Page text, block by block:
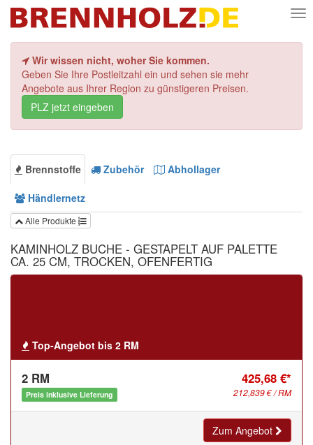
Wir wissen nicht, woher Sie kommen.
Geben Sie Ihre Postleitzahl ein und sehen sie mehr
Angebote aus Ihrer Region zu günstigeren Preisen.
PLZ jetzt eingeben
Brennstoffe Zubehör Abhollager
Händlernetz
Alle Produkte
KAMINHOLZ BUCHE - GESTAPELT AUF PALETTE
CA. 25 CM, TROCKEN, OFENFERTIG
Top-Angebot bis 2 RM
2 RM 425,68 €*
212,839 € / RM
Preis inklusive Lieferung
Zum Angebot